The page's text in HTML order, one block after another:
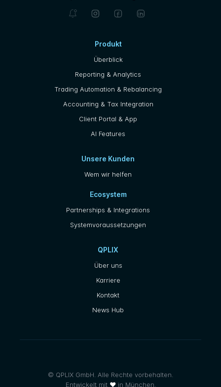
Produkt
Überblick
Reporting & Analytics
Trading Automation & Rebalancing
Accounting & Tax Integration
Client Portal & App
AI Features
Unsere Kunden
Wem wir helfen
Ecosystem
Partnerships & Integrations
Systemvoraussetzungen
QPLIX
Über uns
Karriere
Kontakt
News Hub
© QPLIX GmbH. Alle Rechte vorbehalten.
Entwickelt mit ❤in München.